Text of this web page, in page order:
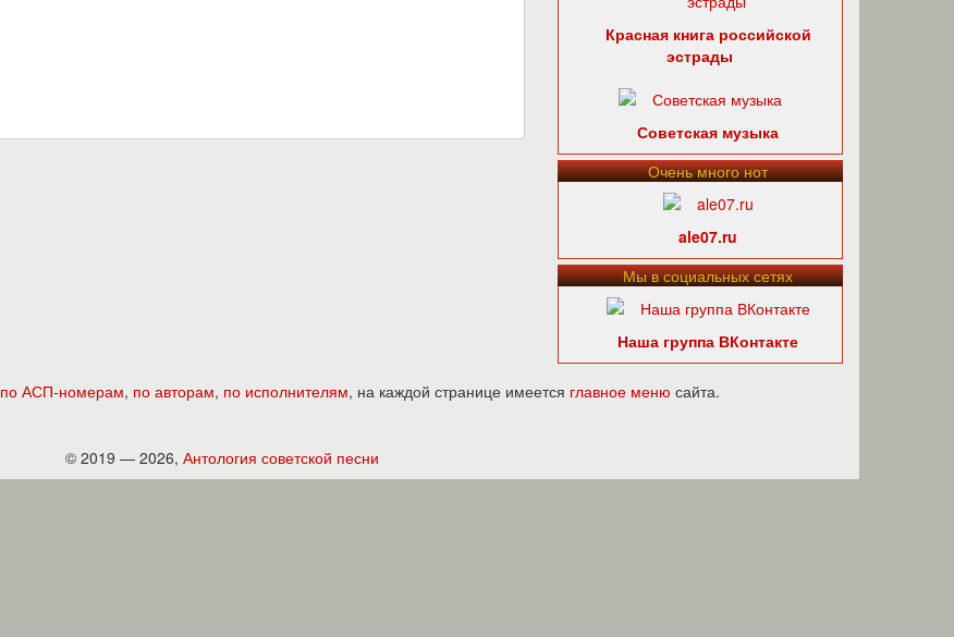
Красная книга российской
эстрады
Советская музыка
Очень много нот
ale07.ru
Мы в социальных сетях
Наша группа ВКонтакте
по АСП-номерам, по авторам, по исполнителям, на каждой странице имеется главное меню сайта.
© 2019 — 2026, Антология советской песни